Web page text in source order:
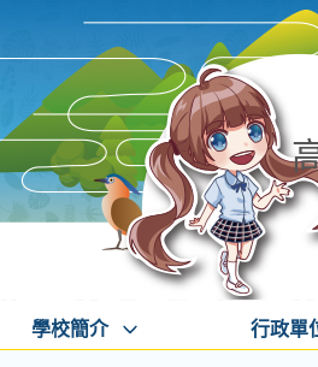
學校簡介 行政單